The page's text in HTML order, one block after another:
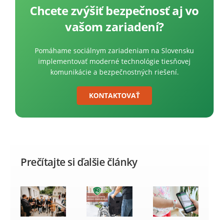
Chcete zvýšiť bezpečnosť aj vo
vašom zariadení?
Pomáhame sociálnym zariadeniam na Slovensku
implementovať moderné technológie tiesňovej
komunikácie a bezpečnostných riešení.
KONTAKTOVAŤ
Prečítajte si ďalšie články